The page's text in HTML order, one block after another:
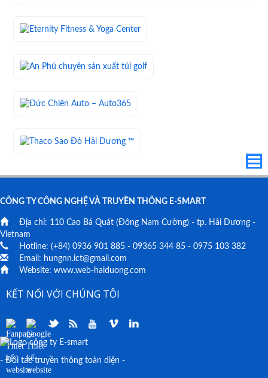
CÔNG TY CÔNG NGHỆ VÀ TRUYỀN THÔNG E-SMART
Địa chỉ: 110 Cao Bá Quát (Đông Nam Cường) - tp. Hải Dương -
Vietnam
Hotline: (+84) 0936 901 885 - 09365 344 85 - 0975 103 382
Email: hungnn.ict@gmail.com
Website: www.web-haiduong.com
KẾT NỐI VỚI CHÚNG TÔI
- Đối tác truyền thông toàn diện -